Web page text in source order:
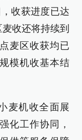
收获进度已达
收还将持续到
麦区收获均已
模机收基本结
麦机收全面展
化工作协同，